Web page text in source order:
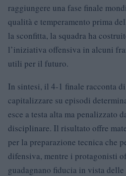
raggiungere una fase finale
qualità e temperamento prima
la sconfitta, la squadra ha
l’iniziativa offensiva in alcuni
utili per il futuro.
In sintesi, il 4-1 finale racconta
capitalizzare su episodi
esce a testa alta ma penalizzato
disciplinare. Il risultato offre
per la preparazione tecnica che
difensiva, mentre i protagonisti
guadagnano fiducia in vista